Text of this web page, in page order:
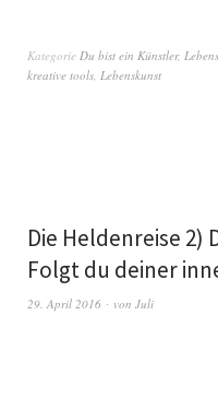
Kategorie Du bist ein Künstler,
kreative tools, Lebenskunst
Die Heldenreise 2)
Folgt du deiner
29. April 2016 von Juli